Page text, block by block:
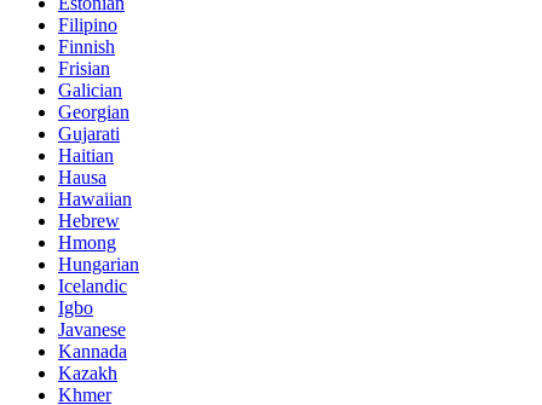
Filipino
Finnish
Frisian
Galician
Georgian
Gujarati
Haitian
Hausa
Hawaiian
Hebrew
Hmong
Hungarian
Icelandic
Igbo
Javanese
Kannada
Kazakh
Khmer